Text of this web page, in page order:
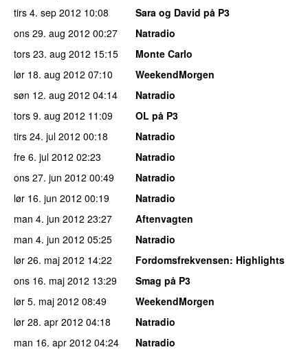
tirs 4. sep 2012 10:08
Sara og David på P3
ons 29. aug 2012 00:27
Natradio
tors 23. aug 2012 15:15
Monte Carlo
lør 18. aug 2012 07:10
WeekendMorgen
søn 12. aug 2012 04:14
Natradio
tors 9. aug 2012 11:09
OL på P3
tirs 24. jul 2012 00:18
Natradio
fre 6. jul 2012 02:23
Natradio
ons 27. jun 2012 00:49
Natradio
lør 16. jun 2012 00:19
Natradio
man 4. jun 2012 23:27
Aftenvagten
man 4. jun 2012 05:25
Natradio
lør 26. maj 2012 14:22 Fordomsfrekvensen: Highlights
ons 16. maj 2012 13:29
Smag på P3
lør 5. maj 2012 08:49
WeekendMorgen
lør 28. apr 2012 04:18
Natradio
man 16. apr 2012 04:24 Natradio